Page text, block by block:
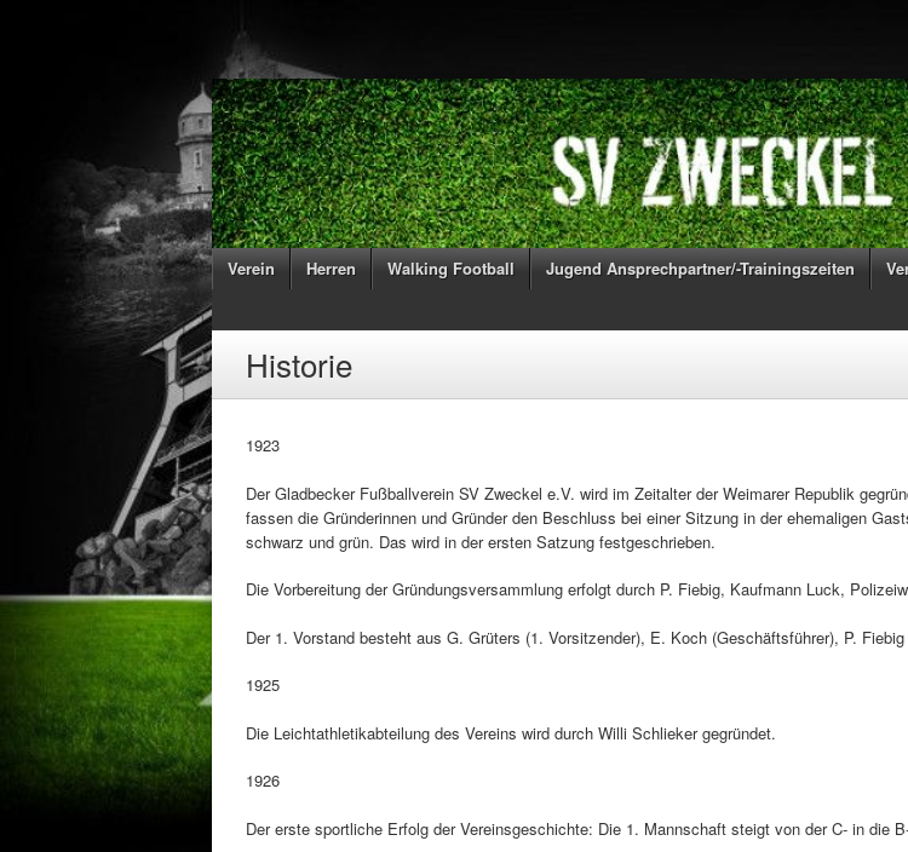
Verein Herren Walking Football Jugend Ansprechpartner/-Trainingszeiten
Historie
1923
Der Gladbecker Fußballverein SV Zweckel e.V. wird im Zeitalter der Weimarer Republik
fassen die Gründerinnen und Gründer den Beschluss bei einer Sitzung in der ehemaligen
schwarz und grün. Das wird in der ersten Satzung festgeschrieben.
Die Vorbereitung der Gründungsversammlung erfolgt durch P. Fiebig, Kaufmann Luck,
Der 1. Vorstand besteht aus G. Grüters (1. Vorsitzender), E. Koch (Geschäftsführer), P.
1925
Die Leichtathletikabteilung des Vereins wird durch Willi Schlieker gegründet.
1926
Der erste sportliche Erfolg der Vereinsgeschichte: Die 1. Mannschaft steigt von der C- in die